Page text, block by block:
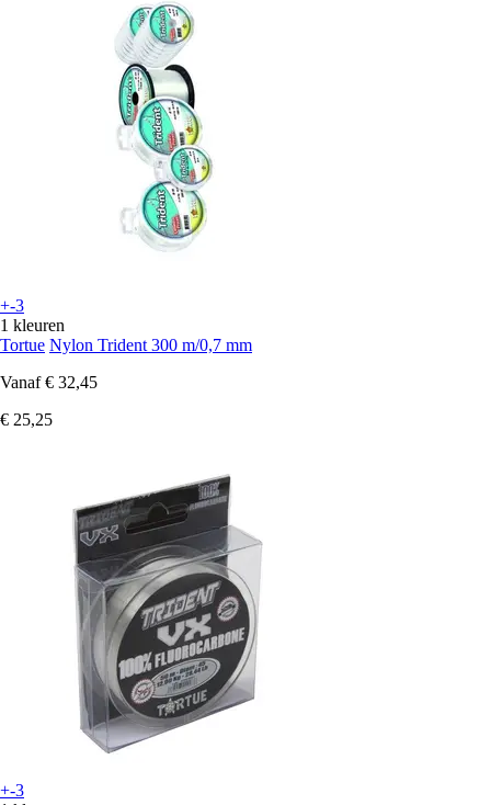
+-3
1 kleuren
Tortue Nylon Trident 300 m/0,7 mm
Vanaf € 32,45
€ 25,25
+-3